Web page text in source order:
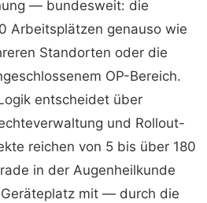
— bundesweit: die
Arbeitsplätzen genauso wie
Standorten oder die
OP-Bereich.
entscheidet über
und Rollout-
reichen von 5 bis über 180
in der Augenheilkunde
mit — durch die